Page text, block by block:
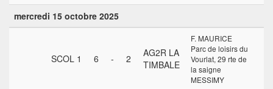
mercredi 15 octobre 2025
SCOL 1 6 - 2
AG2R LA
TIMBALE
F. MAURICE
Parc de loisirs du
Vourlat, 29 rte de
la saigne
MESSIMY